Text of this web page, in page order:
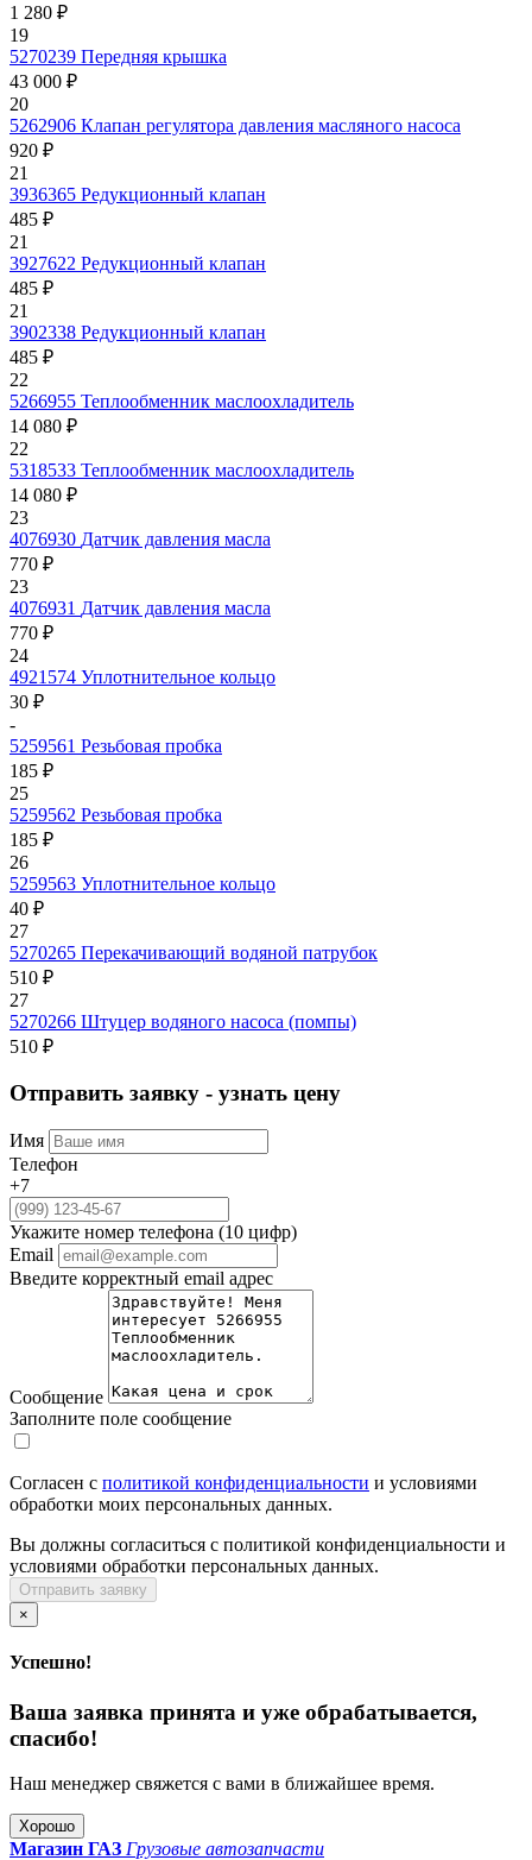
1 280 ₽
19
5270239 Передняя крышка
43 000 ₽
20
5262906 Клапан регулятора давления масляного насоса
920 ₽
21
3936365 Редукционный клапан
485 ₽
21
3927622 Редукционный клапан
485 ₽
21
3902338 Редукционный клапан
485 ₽
22
5266955 Теплообменник маслоохладитель
14 080 ₽
22
5318533 Теплообменник маслоохладитель
14 080 ₽
23
4076930 Датчик давления масла
770 ₽
23
4076931 Датчик давления масла
770 ₽
24
4921574 Уплотнительное кольцо
30 ₽
-
5259561 Резьбовая пробка
185 ₽
25
5259562 Резьбовая пробка
185 ₽
26
5259563 Уплотнительное кольцо
40 ₽
27
5270265 Перекачивающий водяной патрубок
510 ₽
27
5270266 Штуцер водяного насоса (помпы)
510 ₽
Отправить заявку - узнать цену
Имя
Телефон
+7
Укажите номер телефона (10 цифр)
Email
Введите корректный email адрес
Сообщение
Заполните поле сообщение
Согласен с политикой конфиденциальности и условиями
обработки моих персональных данных.
Вы должны согласиться с политикой конфиденциальности и
условиями обработки персональных данных.
Отправить заявку
×
Успешно!
Ваша заявка принята и уже обрабатывается,
спасибо!
Наш менеджер свяжется с вами в ближайшее время.
Хорошо
Магазин ГАЗ Грузовые автозапчасти